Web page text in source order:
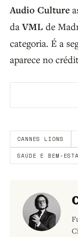
Audio Culture
daVML de
categoria. É a
aparece no
CANNES LIONS
SAÚDE E BEM-